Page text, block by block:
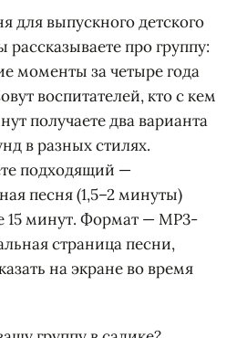
для выпускного детского
рассказываете про группу:
моменты за четыре года
воспитателей, кто с кем
получаете два варианта
в разных стилях.
подходящий —
песня (1,5–2 минуты)
15 минут. Формат — MP3-
страница песни,
на экране во время